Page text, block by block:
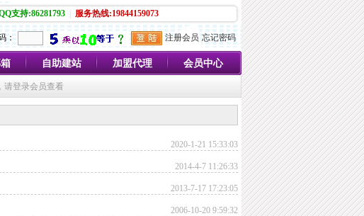
支持:86281793 服务热线:19844159073
： 注册会员 忘记密码
自助建站 加盟代理 会员中心
请登录会员查看
2020-1-21 15:33:03
2014-4-7 11:26:33
2013-7-17 17:23:05
2006-10-20 9:59:32